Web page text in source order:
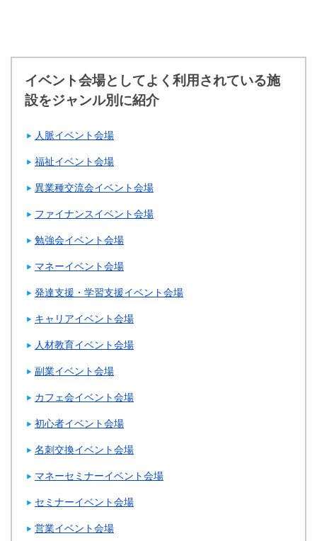
イベント会場としてよく利用されている施
設をジャンル別に紹介
人脈イベント会場
福祉イベント会場
異業種交流会イベント会場
ファイナンスイベント会場
勉強会イベント会場
マネーイベント会場
発達支援・学習支援イベント会場
キャリアイベント会場
人材教育イベント会場
副業イベント会場
カフェ会イベント会場
初心者イベント会場
名刺交換イベント会場
マネーセミナーイベント会場
セミナーイベント会場
営業イベント会場